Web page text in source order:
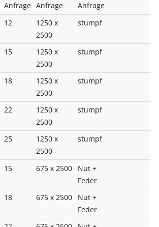
Anfrage Anfrage
Anfrage
12
1250 x
2500
stumpf
15
1250 x
2500
stumpf
18
1250 x
2500
stumpf
22
1250 x
2500
stumpf
25
1250 x
2500
stumpf
15 675 x 2500
Nut +
Feder
18 675 x 2500
Nut +
Feder